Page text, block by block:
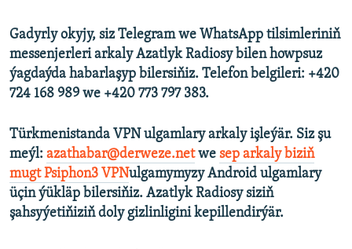
Gadyrly okyjy, siz Telegram we WhatsApp tilsimleriniň
messenjerleri arkaly Azatlyk Radiosy bilen howpsuz
ýagdaýda habarlaşyp bilersiňiz. Telefon belgileri: +420
724 168 989 we +420 773 797 383.
Türkmenistanda VPN ulgamlary arkaly işleýär. Siz şu
meýl: azathabar@derweze.netwe sep arkaly biziň
mugt Psiphon3 VPNulgamymyzy Android ulgamlary
üçin ýükläp bilersiňiz. Azatlyk Radiosy siziň
şahsyýetiňiziň doly gizlinligini kepillendirýär.